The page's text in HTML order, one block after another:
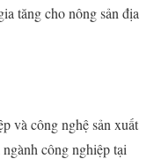
tăng cho nông sản địa
và công nghệ sản xuất
công nghiệp tại